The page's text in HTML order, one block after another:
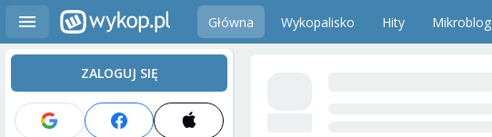
Główna Wykopalisko Hity Mikroblog
ZALOGUJ SIĘ